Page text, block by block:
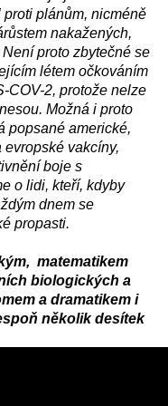
plánům, nicméně
nakažených,
proto zbytečné se
létem očkováním
COV-2, protože nelze
Možná i proto
popsané americké,
vakcíny,
boje s
o lidi, kteří, kdyby
dnem se
propasti.
matematikem
biologických a
a dramatikem i
několik desítek